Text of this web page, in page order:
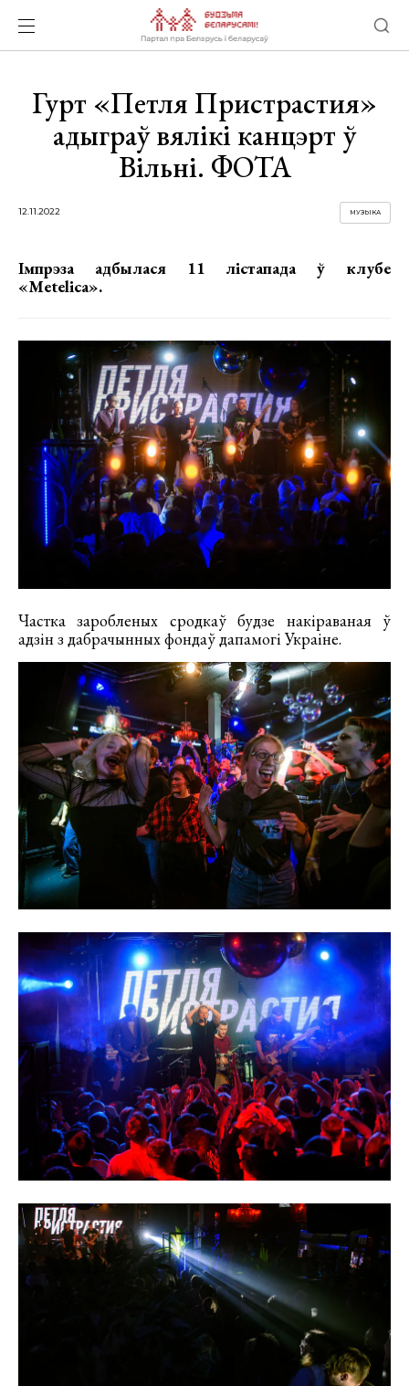
Гурт «Петля Пристрастия»
адыграў вялікі канцэрт ў
Вільні. ФОТА
12.11.2022 МУЗЫКА
Імпрэза адбылася 11 лістапада ў клубе
«Metelica».
Частка заробленых сродкаў будзе накіраваная ў
адзін з дабрачынных фондаў дапамогі Украіне.